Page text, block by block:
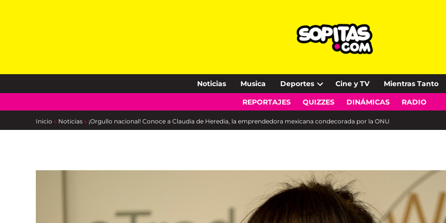
Noticias Musica Deportes
Open
dropdown
Cine y TV Mientras Tanto
REPORTAJES QUIZZES DINÁMICAS RADIO
Inicio » Noticias » ¡Orgullo nacional! Conoce a Claudia de Heredia, la emprendedora mexicana condecorada por la ONU